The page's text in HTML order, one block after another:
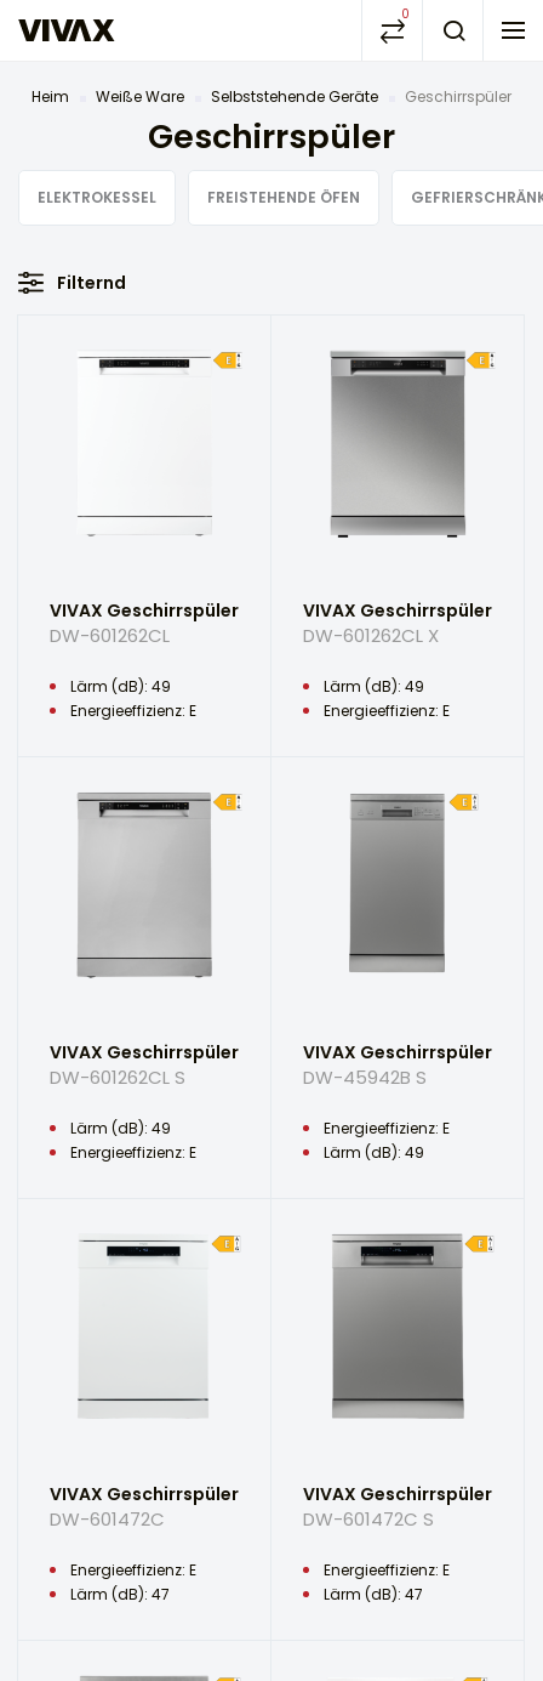
0
Heim Weiße Ware Selbststehende Geräte Geschirrspüler
Geschirrspüler
ELEKTROKESSEL FREISTEHENDE ÖFEN
Filternd
VIVAX Geschirrspüler
DW-601262CL
Lärm (dB): 49
Energieeffizienz: E
VIVAX Geschirrspüler
DW-601262CL X
Lärm (dB): 49
Energieeffizienz: E
VIVAX Geschirrspüler
DW-601262CL S
Lärm (dB): 49
Energieeffizienz: E
VIVAX Geschirrspüler
DW-45942B S
Energieeffizienz: E
Lärm (dB): 49
VIVAX Geschirrspüler
DW-601472C
Energieeffizienz: E
Lärm (dB): 47
VIVAX Geschirrspüler
DW-601472C S
Energieeffizienz: E
Lärm (dB): 47